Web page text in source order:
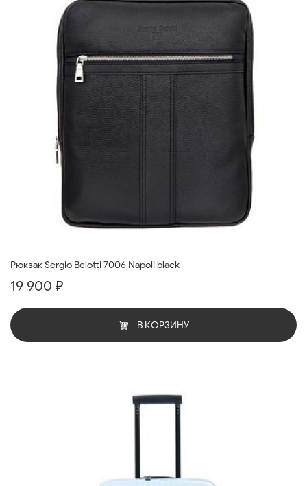
Рюкзак Sergio Belotti 7006 Napoli black
19 900 ₽
В КОРЗИНУ